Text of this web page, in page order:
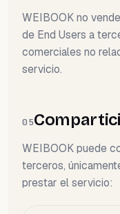
WEIBOOK no
de End Users a
comerciales no
servicio.
05
WEIBOOK puede
terceros,
prestar el servicio: